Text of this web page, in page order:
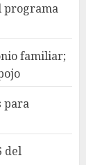
programa
familiar;
para
del